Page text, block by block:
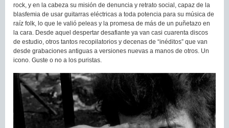
rock, y en la cabeza su misión de denuncia y retrato social, capaz de la
blasfemia de usar guitarras eléctricas a toda potencia para su música de
raíz folk, lo que le valió peleas y la promesa de más de un puñetazo en
la cara. Desde aquel despertar desafiante ya van casi cuarenta discos
de estudio, otros tantos recopilatorios y decenas de “inéditos” que van
desde grabaciones antiguas a versiones nuevas a manos de otros. Un
icono. Guste o no a los puristas.